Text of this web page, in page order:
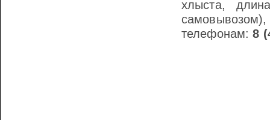
хлыста,
телефонам:8